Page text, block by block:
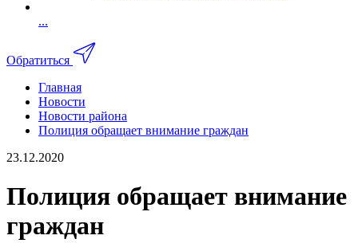
...
Обратиться
Главная
Новости
Новости района
Полиция обращает внимание граждан
23.12.2020
Полиция обращает внимание
граждан